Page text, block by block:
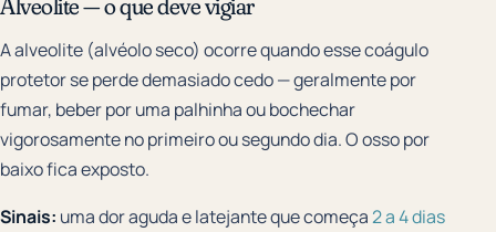
A alveolite (alvéolo seco) ocorre quando esse coágulo
protetor se perde demasiado cedo — geralmente por
fumar, beber por uma palhinha ou bochechar
vigorosamente no primeiro ou segundo dia. O osso por
baixo fica exposto.
Sinais: uma dor aguda e latejante que começa2 a 4 dias